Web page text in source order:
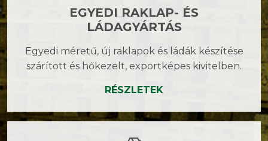
EGYEDI RAKLAP- ÉS
LÁDAGYÁRTÁS
Egyedi méretű, új raklapok és ládák készítése
szárított és hőkezelt, exportképes kivitelben.
RÉSZLETEK